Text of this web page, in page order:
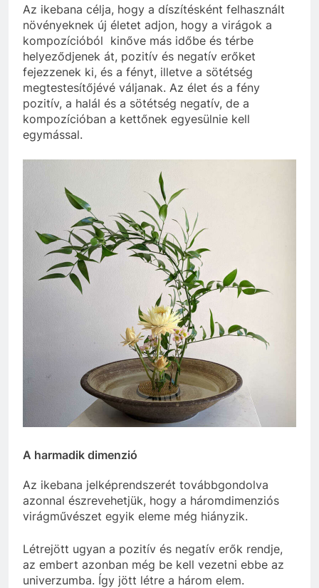
Az ikebana célja, hogy a díszítésként felhasznált
növényeknek új életet adjon, hogy a virágok a
kompozícióból kinőve más időbe és térbe
helyeződjenek át, pozitív és negatív erőket
fejezzenek ki, és a fényt, illetve a sötétség
megtestesítőjévé váljanak. Az élet és a fény
pozitív, a halál és a sötétség negatív, de a
kompozícióban a kettőnek egyesülnie kell
egymással.
A harmadik dimenzió
Az ikebana jelképrendszerét továbbgondolva
azonnal észrevehetjük, hogy a háromdimenziós
virágművészet egyik eleme még hiányzik.
Létrejött ugyan a pozitív és negatív erők rendje,
az embert azonban még be kell vezetni ebbe az
univerzumba. Így jött létre a három elem.